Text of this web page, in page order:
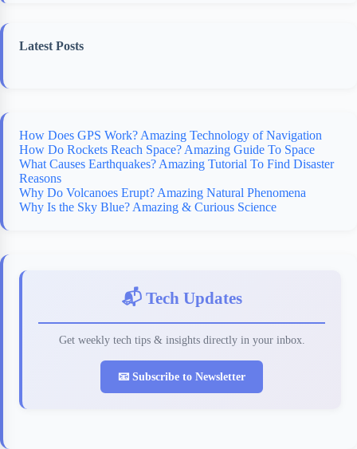
Latest Posts
How Does GPS Work? Amazing Technology of Navigation
How Do Rockets Reach Space? Amazing Guide To Space
What Causes Earthquakes? Amazing Tutorial To Find Disaster
Reasons
Why Do Volcanoes Erupt? Amazing Natural Phenomena
Why Is the Sky Blue? Amazing & Curious Science
📬 Tech Updates
Get weekly tech tips & insights directly in your inbox.
📧 Subscribe to Newsletter